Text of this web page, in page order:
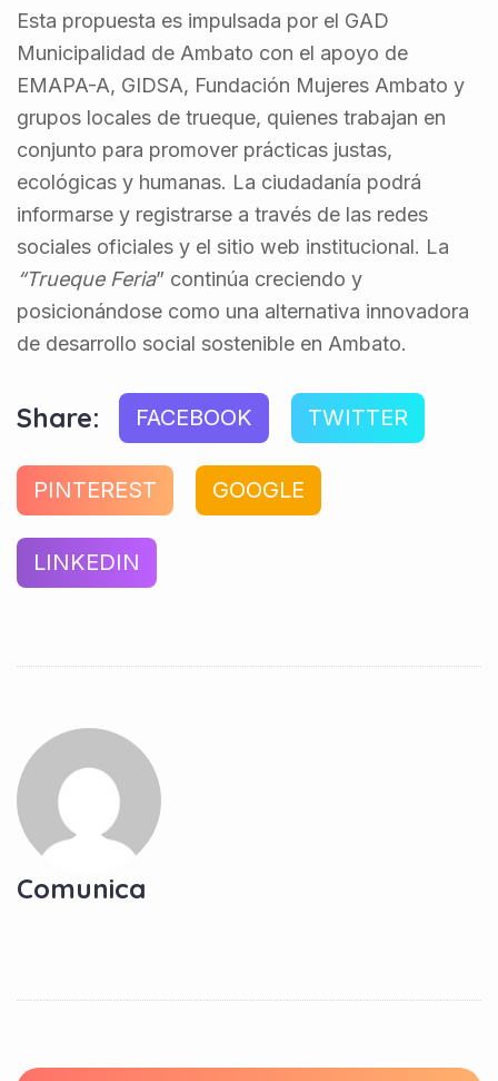
Esta propuesta es impulsada por el GAD
Municipalidad de Ambato con el apoyo de
EMAPA-A, GIDSA, Fundación Mujeres Ambato y
grupos locales de trueque, quienes trabajan en
conjunto para promover prácticas justas,
ecológicas y humanas. La ciudadanía podrá
informarse y registrarse a través de las redes
sociales oficiales y el sitio web institucional. La
“Trueque Feria” continúa creciendo y
posicionándose como una alternativa innovadora
de desarrollo social sostenible en Ambato.
Share: FACEBOOK TWITTER
PINTEREST GOOGLE
LINKEDIN
Comunica